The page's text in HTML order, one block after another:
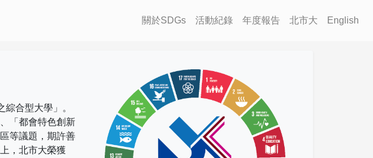
關於SDGs 活動紀錄 年度報告 北市大 English
合型大學」。
「都會特色創新
等議題，期許善
， 北市大榮獲